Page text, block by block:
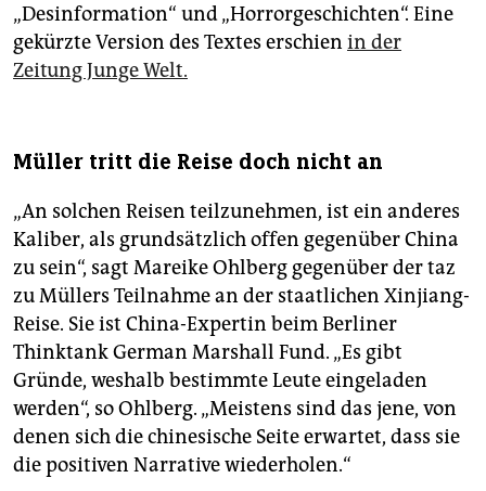
„Desinformation“ und „Horrorgeschichten“. Eine
gekürzte Version des Textes erschien in der
Zeitung Junge Welt.
Müller tritt die Reise doch nicht an
„An solchen Reisen teilzunehmen, ist ein anderes
Kaliber, als grundsätzlich offen gegenüber China
zu sein“, sagt Mareike Ohlberg gegenüber der taz
zu Müllers Teilnahme an der staatlichen Xinjiang-
Reise. Sie ist China-Expertin beim Berliner
Thinktank German Marshall Fund. „Es gibt
Gründe, weshalb bestimmte Leute eingeladen
werden“, so Ohlberg. „Meistens sind das jene, von
denen sich die chinesische Seite erwartet, dass sie
die positiven Narrative wiederholen.“